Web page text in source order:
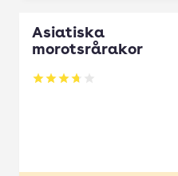
Asiatiska
morotsrårakor
Betyg: 3.73 av 5